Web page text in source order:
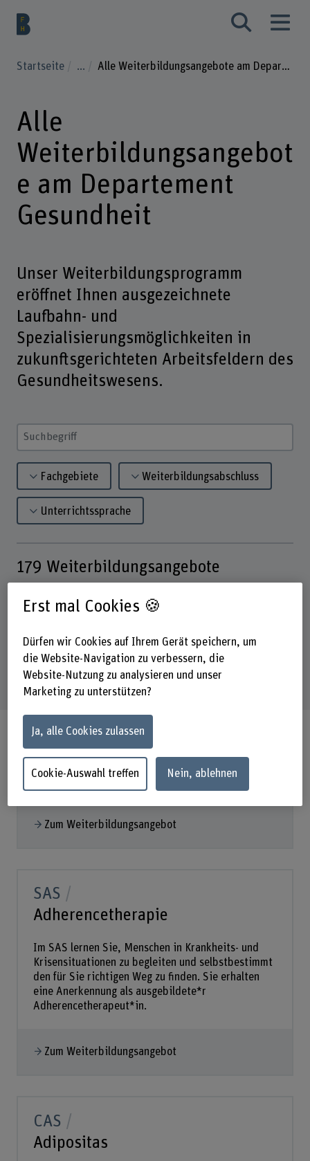
Startseite ... Alle Weiterbildungsangebote am Departement Gesundheit
Alle
Weiterbildungsangebot
e am Departement
Gesundheit
Unser Weiterbildungsprogramm
eröffnet Ihnen ausgezeichnete
Laufbahn- und
Spezialisierungsmöglichkeiten in
zukunftsgerichteten Arbeitsfeldern des
Gesundheitswesens.
Suchbegriff eingeben
Fachgebiete Weiterbildungsabschluss
Unterrichtssprache
179 Weiterbildungsangebote
Weiterbildungsangeboten an der BFH
SAS
Achtsamkeit im Arbeitsalltag
Spannungsfeld zwischen betrieblichen
Anforderungen, wirtschaftlichen Herausforderungen
des SAS liegt auf der Integration...
Zum Weiterbildungsangebot
SAS
Adherencetherapie
Im SAS lernen Sie, Menschen in Krankheits- und
Krisensituationen zu begleiten und selbstbestimmt
den für Sie richtigen Weg zu finden. Sie erhalten
eine Anerkennung als ausgebildete*r
Adherencetherapeut*in.
Zum Weiterbildungsangebot
CAS
Adipositas
Erst mal Cookies 🍪
Dürfen wir Cookies auf Ihrem Gerät speichern, um
die Website-Navigation zu verbessern, die
Website-Nutzung zu analysieren und unser
Marketing zu unterstützen?
Ja, alle Cookies zulassen
Cookie-Auswahl treffen Nein, ablehnen